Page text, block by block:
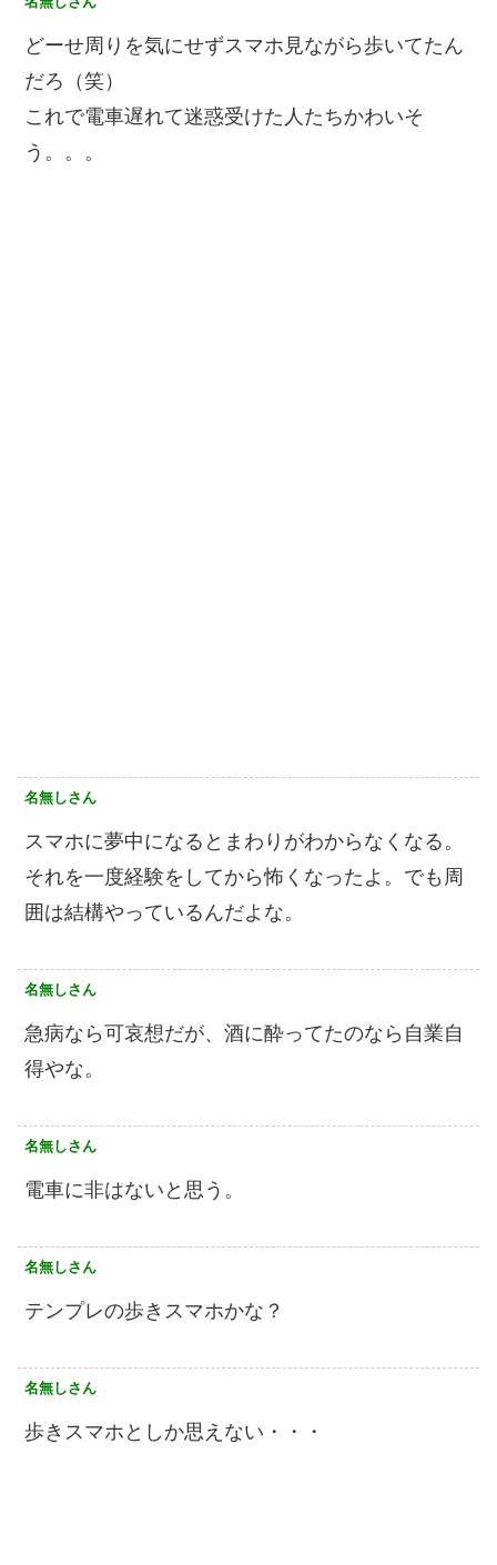
どーせ周りを気にせずスマホ見ながら歩いてたん
だろ（笑）
これで電車遅れて迷惑受けた人たちかわいそ
う。。。
名無しさん
スマホに夢中になるとまわりがわからなくなる。
それを一度経験をしてから怖くなったよ。でも周
囲は結構やっているんだよな。
名無しさん
急病なら可哀想だが、酒に酔ってたのなら自業自
得やな。
名無しさん
電車に非はないと思う。
名無しさん
テンプレの歩きスマホかな？
名無しさん
歩きスマホとしか思えない・・・